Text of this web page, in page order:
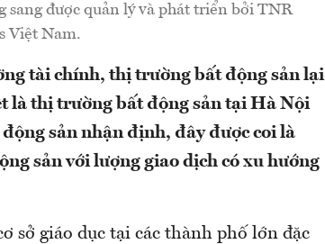
sang được quản lý và phát triển bởi TNR
Việt Nam.
tài chính, thị trường bất động sản lại
là thị trường bất động sản tại Hà Nội
sản nhận định, đây được coi là
sản với lượng giao dịch có xu hướng
sở giáo dục tại các thành phố lớn đặc